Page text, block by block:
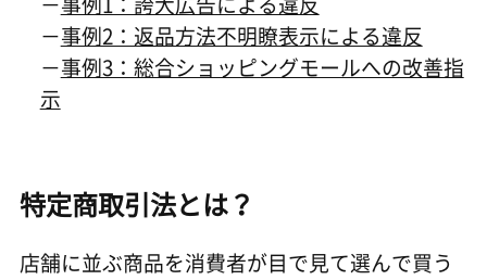
－事例2：返品方法不明瞭表示による違反
－事例3：総合ショッピングモールへの改善指
示
特定商取引法とは？
店舗に並ぶ商品を消費者が目で見て選んで買う